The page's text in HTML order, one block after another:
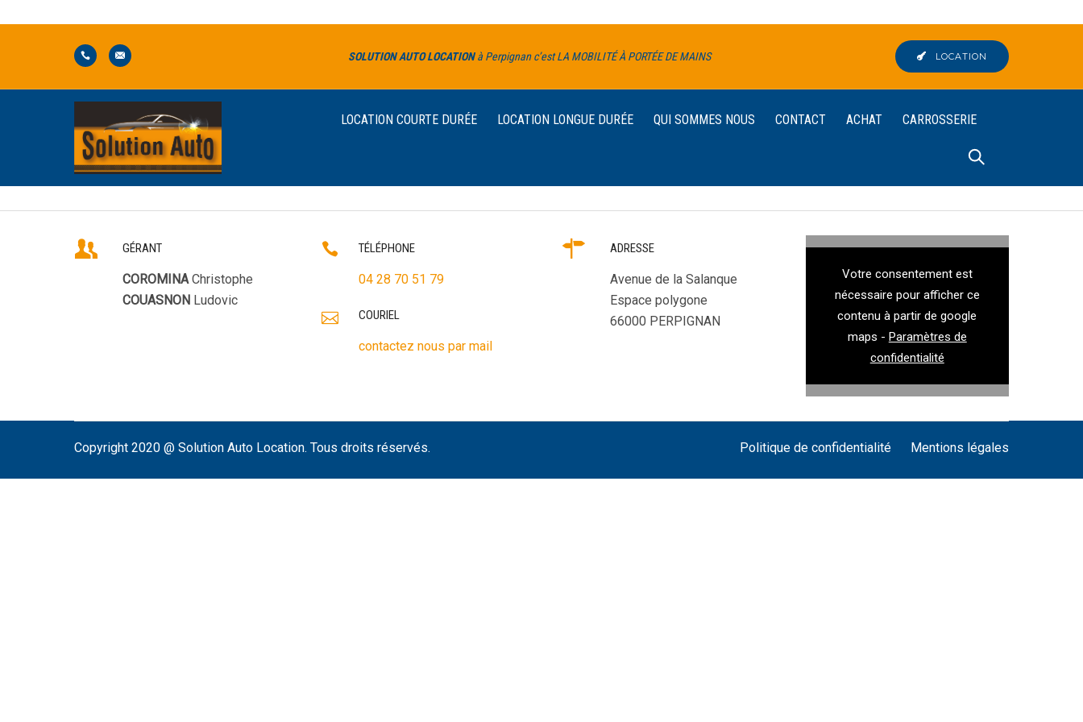
SOLUTION AUTO LOCATIONà Perpignan c’est LA MOBILITÉ À PORTÉE DE MAINS LOCATION
LOCATION COURTE DURÉE LOCATION LONGUE DURÉE QUI SOMMES NOUS CONTACT ACHAT CARROSSERIE
GÉRANT
COROMINAChristophe
COUASNON Ludovic
TÉLÉPHONE
04 28 70 51 79
COURIEL
contactez nous par mail
ADRESSE
Avenue de la Salanque
Espace polygone
66000 PERPIGNAN
Votre consentement est
nécessaire pour afficher ce
contenu à partir de google
maps - Paramètres de
confidentialité
Copyright 2020 @ Solution Auto Location. Tous droits réservés. Politique de confidentialité Mentions légales